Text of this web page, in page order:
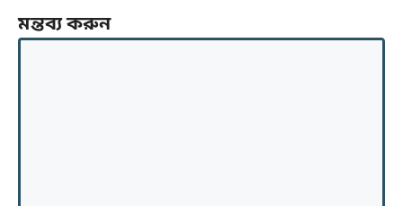
মন্তব্য করুন
মন্তব্য